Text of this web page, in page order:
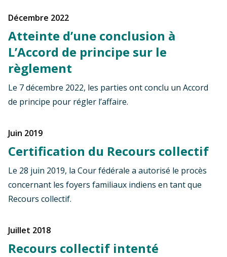
décembre 2022
Atteinte d’une conclusion à
L’Accord de principe sur le
règlement
Le 7 décembre 2022, les parties ont conclu un Accord
de principe pour régler l’affaire.
juin 2019
Certification du Recours collectif
Le 28 juin 2019, la Cour fédérale a autorisé le procès
concernant les foyers familiaux indiens en tant que
Recours collectif.
juillet 2018
Recours collectif intenté